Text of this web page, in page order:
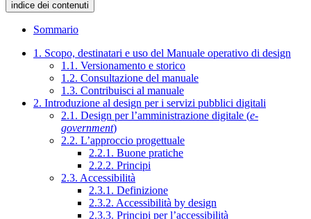
indice dei contenuti
Sommario
1. Scopo, destinatari e uso del Manuale operativo di design
1.1. Versionamento e storico
1.2. Consultazione del manuale
1.3. Contribuisci al manuale
2. Introduzione al design per i servizi pubblici digitali
2.1. Design per l’amministrazione digitale (e-
government)
2.2. L’approccio progettuale
2.2.1. Buone pratiche
2.2.2. Principi
2.3. Accessibilità
2.3.1. Definizione
2.3.2. Accessibilità by design
2.3.3. Principi per l’accessibilità